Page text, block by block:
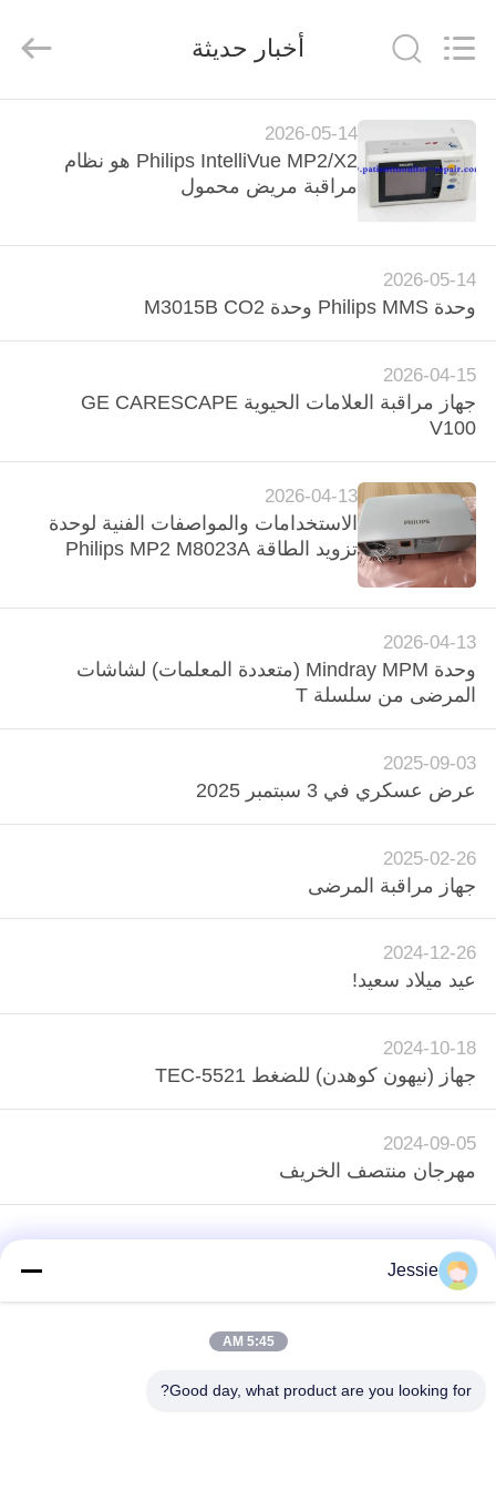
المنزل
المنتجات
حولنا
جولة
في
المصنع
مراقبة
الجودة
اتصل
بنا
اطلب
اقتباس
NEWS
خريطة
الموقع
PRIVACY
POLICY
Equipment
Service
أخبار حديثة
2026-05-14
Philips IntelliVue MP2/X2 هو نظام
مراقبة مريض محمول
2026-05-14
وحدة Philips MMS وحدة M3015B CO2
2026-04-15
جهاز مراقبة العلامات الحيوية GE CARESCAPE
V100
2026-04-13
الاستخدامات والمواصفات الفنية لوحدة
تزويد الطاقة Philips MP2 M8023A
2026-04-13
وحدة Mindray MPM (متعددة المعلمات) لشاشات
المرضى من سلسلة T
2025-09-03
عرض عسكري في 3 سبتمبر 2025
2025-02-26
جهاز مراقبة المرضى
2024-12-26
عيد ميلاد سعيد!
2024-10-18
جهاز (نيهون كوهدن) للضغط TEC-5521
2024-09-05
مهرجان منتصف الخريف
Jessie
5:45 AM
Good day, what product are you looking for?